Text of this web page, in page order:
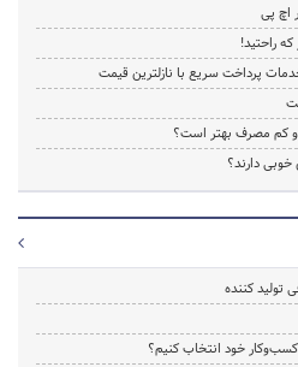
راحتید!
پرداخت سریع با نازلترین قیمت
و کم مصرف بهتر است؟
دارند؟
کننده
کسب‌وکار خود انتخاب کنیم؟